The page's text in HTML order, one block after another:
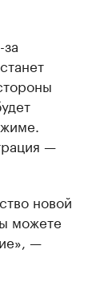
—
новой
можете
—